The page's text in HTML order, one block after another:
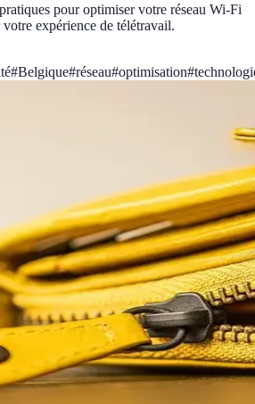
pour optimiser votre réseau Wi-Fi
expérience de télétravail.
#Belgique#réseau#optimisation#